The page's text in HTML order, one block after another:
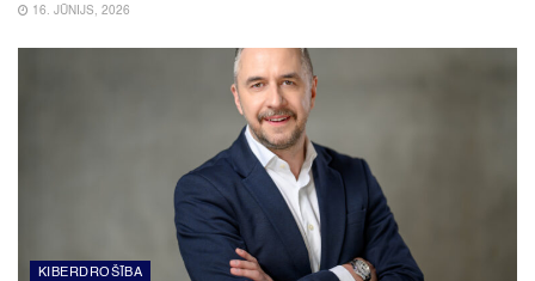
16. JŪNIJS, 2026
KIBERDROŠĪBA